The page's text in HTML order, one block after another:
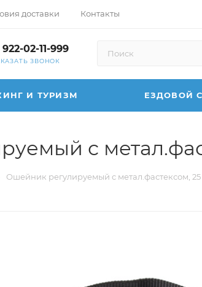
доставки Контакты
922-02-11-999
ЗВОНОК
И ТУРИЗМ ЕЗДОВОЙ
с
Ошейник регулируемый с метал.фастексом,